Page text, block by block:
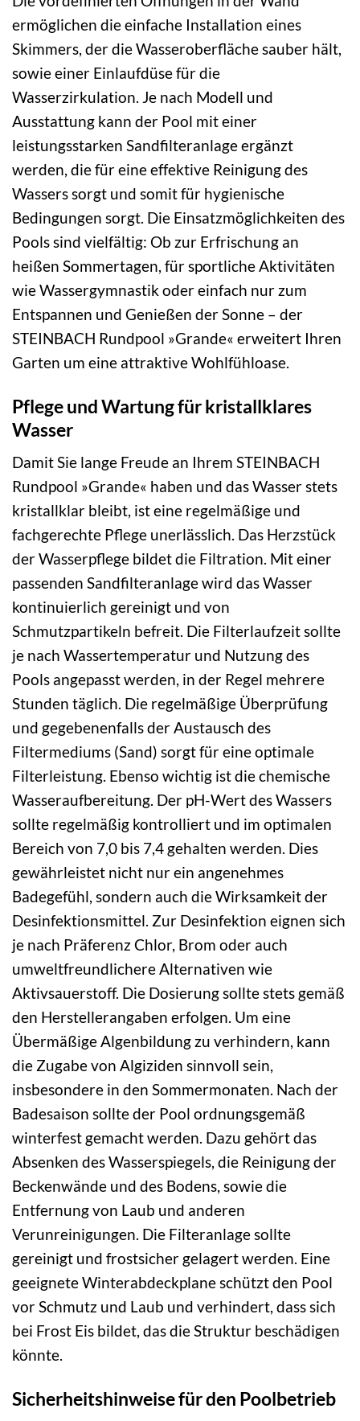
ermöglichen die einfache Installation eines
Skimmers, der die Wasseroberfläche sauber hält,
sowie einer Einlaufdüse für die
Wasserzirkulation. Je nach Modell und
Ausstattung kann der Pool mit einer
leistungsstarken Sandfilteranlage ergänzt
werden, die für eine effektive Reinigung des
Wassers sorgt und somit für hygienische
Bedingungen sorgt. Die Einsatzmöglichkeiten des
Pools sind vielfältig: Ob zur Erfrischung an
heißen Sommertagen, für sportliche Aktivitäten
wie Wassergymnastik oder einfach nur zum
Entspannen und Genießen der Sonne – der
STEINBACH Rundpool »Grande« erweitert Ihren
Garten um eine attraktive Wohlfühloase.
Pflege und Wartung für kristallklares
Wasser
Damit Sie lange Freude an Ihrem STEINBACH
Rundpool »Grande« haben und das Wasser stets
kristallklar bleibt, ist eine regelmäßige und
fachgerechte Pflege unerlässlich. Das Herzstück
der Wasserpflege bildet die Filtration. Mit einer
passenden Sandfilteranlage wird das Wasser
kontinuierlich gereinigt und von
Schmutzpartikeln befreit. Die Filterlaufzeit sollte
je nach Wassertemperatur und Nutzung des
Pools angepasst werden, in der Regel mehrere
Stunden täglich. Die regelmäßige Überprüfung
und gegebenenfalls der Austausch des
Filtermediums (Sand) sorgt für eine optimale
Filterleistung. Ebenso wichtig ist die chemische
Wasseraufbereitung. Der pH-Wert des Wassers
sollte regelmäßig kontrolliert und im optimalen
Bereich von 7,0 bis 7,4 gehalten werden. Dies
gewährleistet nicht nur ein angenehmes
Badegefühl, sondern auch die Wirksamkeit der
Desinfektionsmittel. Zur Desinfektion eignen sich
je nach Präferenz Chlor, Brom oder auch
umweltfreundlichere Alternativen wie
Aktivsauerstoff. Die Dosierung sollte stets gemäß
den Herstellerangaben erfolgen. Um eine
Übermäßige Algenbildung zu verhindern, kann
die Zugabe von Algiziden sinnvoll sein,
insbesondere in den Sommermonaten. Nach der
Badesaison sollte der Pool ordnungsgemäß
winterfest gemacht werden. Dazu gehört das
Absenken des Wasserspiegels, die Reinigung der
Beckenwände und des Bodens, sowie die
Entfernung von Laub und anderen
Verunreinigungen. Die Filteranlage sollte
gereinigt und frostsicher gelagert werden. Eine
geeignete Winterabdeckplane schützt den Pool
vor Schmutz und Laub und verhindert, dass sich
bei Frost Eis bildet, das die Struktur beschädigen
könnte.
Sicherheitshinweise für den Poolbetrieb